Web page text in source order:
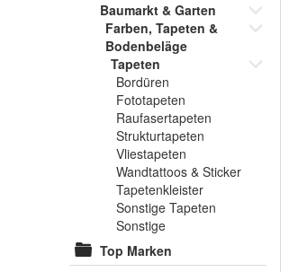
Baumarkt & Garten
Farben, Tapeten &
Bodenbeläge
Tapeten
Bordüren
Fototapeten
Raufasertapeten
Strukturtapeten
Vliestapeten
Wandtattoos & Sticker
Tapetenkleister
Sonstige Tapeten
Sonstige
Top Marken